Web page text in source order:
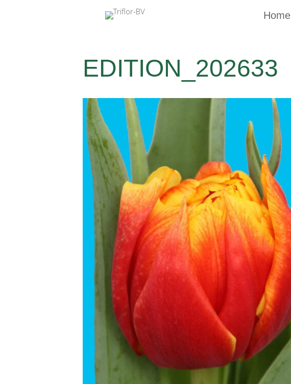
Home
EDITION_202633